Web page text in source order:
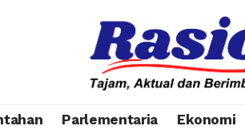
Parlementaria Ekonomi